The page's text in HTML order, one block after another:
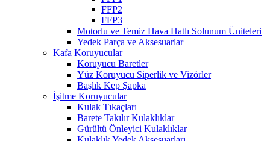
FFP2
FFP3
Motorlu ve Temiz Hava Hatlı Solunum Üniteleri
Yedek Parça ve Aksesuarlar
Kafa Koruyucular
Koruyucu Baretler
Yüz Koruyucu Siperlik ve Vizörler
Başlık Kep Şapka
İşitme Koruyucular
Kulak Tıkaçları
Barete Takılır Kulaklıklar
Gürültü Önleyici Kulaklıklar